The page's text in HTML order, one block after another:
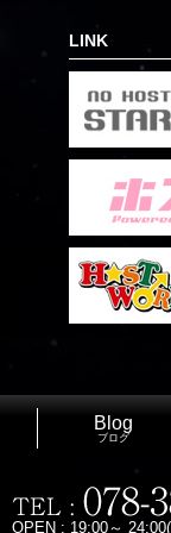
LINK
Blog
ブログ
OPEN : 19:00～